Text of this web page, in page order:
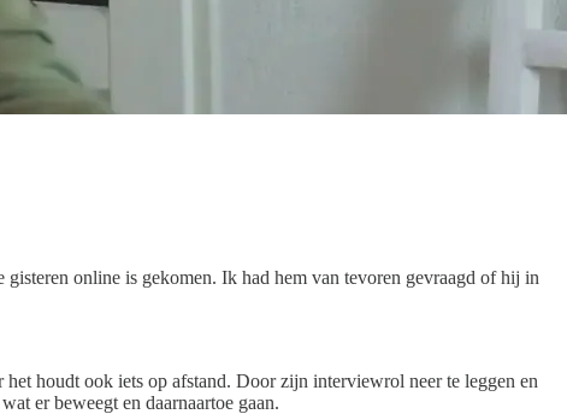
gisteren online is gekomen. Ik had hem van tevoren gevraagd of hij in
houdt ook iets op afstand. Door zijn interviewrol neer te leggen en
er beweegt en daarnaartoe gaan.